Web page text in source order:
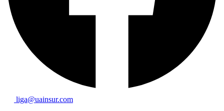
liga@uainsur.com